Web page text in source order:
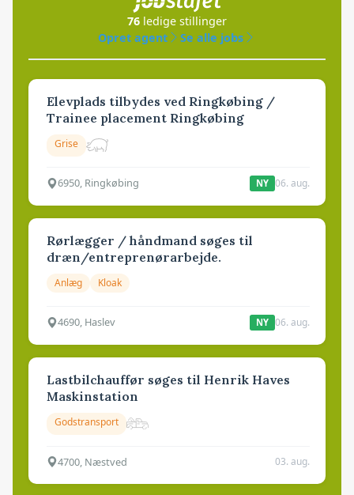
76 ledige stillinger
Opret agent
Se alle jobs
Elevplads tilbydes ved Ringkøbing /
Trainee placement Ringkøbing
Grise
6950, Ringkøbing NY 06. aug.
Rørlægger / håndmand søges til
dræn/entreprenørarbejde.
Anlæg Kloak
4690, Haslev NY 06. aug.
Lastbilchauffør søges til Henrik Haves
Maskinstation
Godstransport
4700, Næstved 03. aug.